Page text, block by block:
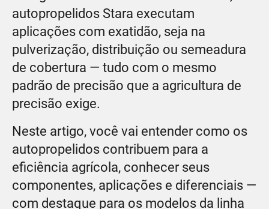
autopropelidos Stara executam
aplicações com exatidão, seja na
pulverização, distribuição ou semeadura
de cobertura — tudo com o mesmo
padrão de precisão que a agricultura de
precisão exige.
Neste artigo, você vai entender como os
autopropelidos contribuem para a
eficiência agrícola, conhecer seus
componentes, aplicações e diferenciais —
com destaque para os modelos da linha